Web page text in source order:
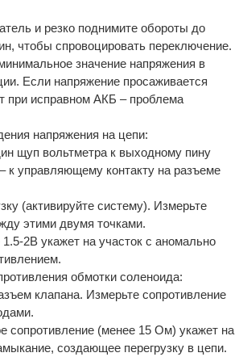
и резко поднимите обороты до
чтобы спровоцировать переключение.
значение напряжения в
Если напряжение просаживается
при исправном АКБ – проблема
напряжения на цепи:
щуп вольтметра к выходному пину
к управляющему контакту на разъеме
(активируйте систему). Измерьте
этими двумя точками.
2В укажет на участок с аномально
обмотки соленоида:
клапана. Измерьте сопротивление
сопротивление (менее 15 Ом) укажет на
создающее перегрузку в цепи.